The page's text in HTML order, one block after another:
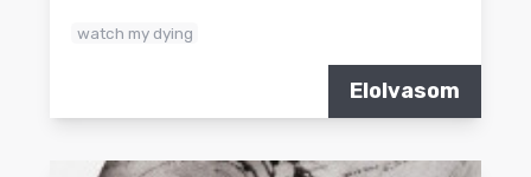
watch my dying
Elolvasom